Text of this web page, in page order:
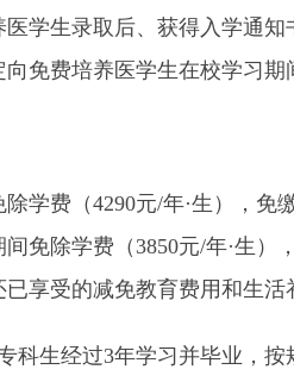
生录取后、获得入学通知
免费培养医学生在校学习
费（4290元/年·生），免
免除学费（3850元/年·生
享受的减免教育费用和生
生经过3年学习并毕业，按